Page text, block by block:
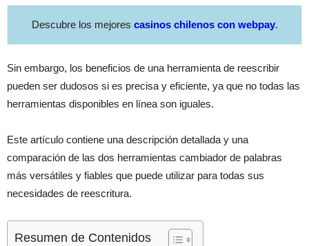
Descubre los mejores casinos chilenos con webpay.
Sin embargo, los beneficios de una herramienta de reescribir
pueden ser dudosos si es precisa y eficiente, ya que no todas las
herramientas disponibles en línea son iguales.
Este artículo contiene una descripción detallada y una
comparación de las dos herramientas cambiador de palabras
más versátiles y fiables que puede utilizar para todas sus
necesidades de reescritura.
Resumen de Contenidos